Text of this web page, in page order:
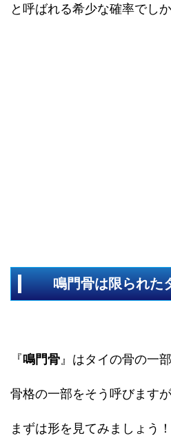
と呼ばれる希少な確率でし
鳴門骨は限られた
『鳴門骨 』はタイの骨の一
骨格の一部をそう呼びますが
まずは形を見てみましょう！